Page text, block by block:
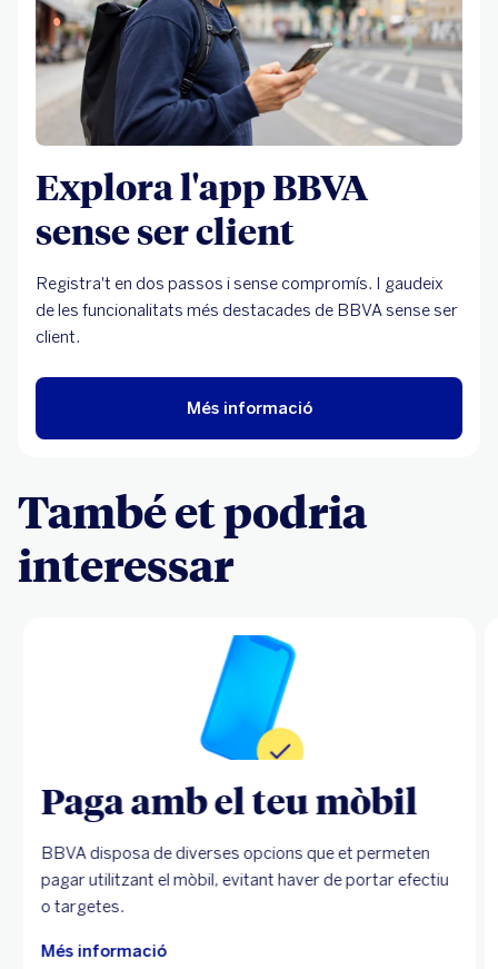
Explora l'app BBVA
sense ser client
Registra't en dos passos i sense compromís. I gaudeix
de les funcionalitats més destacades de BBVA sense ser
client.
Més informació
També et podria
interessar
Paga amb el teu mòbil
BBVA disposa de diverses opcions que et permeten
pagar utilitzant el mòbil, evitant haver de portar efectiu
o targetes.
Més informació